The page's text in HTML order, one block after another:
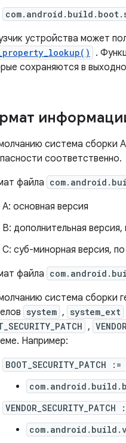
устройства может
.
сохраняются в
система сборки
соответственно.
файла
А: основная версия
B: дополнительная
C: суб-минорная версия,
файла
система сборки
system , system_ext
,
Например:
BOOT_SECURITY_PATCH